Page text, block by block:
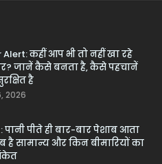
Alert: कहीं आप भी तो नहीं खा रहे
जानें कैसे बनता है, कैसे पहचानें
है
2026
पानी पीते ही बार-बार पेशाब आता
है सामान्य और किन बीमारियों का